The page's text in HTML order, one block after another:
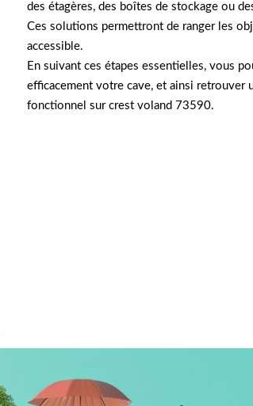
des étagères, des boîtes de stockage ou
Ces solutions permettront de ranger les
accessible.
En suivant ces étapes essentielles, vous
efficacement votre cave, et ainsi retrouver
fonctionnel sur crest voland 73590.